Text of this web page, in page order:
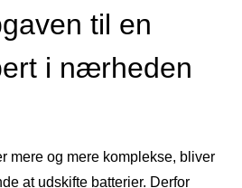
til en
i nærheden
mere og mere komplekse, bliver
at udskifte batterier. Derfor